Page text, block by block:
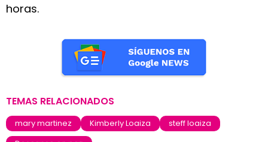
horas.
TEMAS RELACIONADOS
mary martinez Kimberly Loaiza
steff loaiza